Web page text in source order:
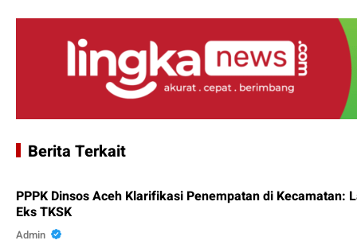
Berita Terkait
PPPK Dinsos Aceh Klarifikasi Penempatan di Kecamatan:
Eks TKSK
Admin